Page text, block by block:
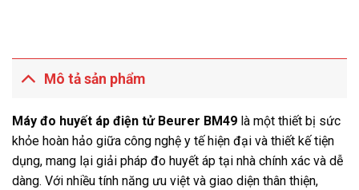
Mô tả sản phẩm
Máy đo huyết áp điện tử Beurer BM49 là một thiết bị sức
khỏe hoàn hảo giữa công nghệ y tế hiện đại và thiết kế tiện
dụng, mang lại giải pháp đo huyết áp tại nhà chính xác và dễ
dàng. Với nhiều tính năng ưu việt và giao diện thân thiện,